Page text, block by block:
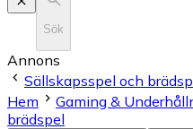
Sök
Annons
Sällskapsspel och
Hem
Gaming &
brädspel